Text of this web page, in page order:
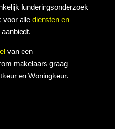
funderingsonderzoek
voor alle diensten en
van een
makelaars graag
en Woningkeur.